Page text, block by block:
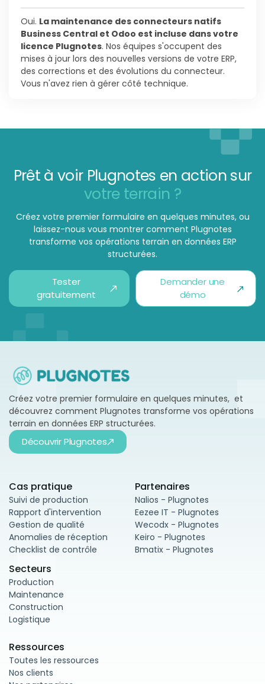
Oui. La maintenance des connecteurs natifs
Business Central et Odoo est incluse dans votre
licence Plugnotes. Nos équipes s'occupent des
mises à jour lors des nouvelles versions de votre ERP,
des corrections et des évolutions du connecteur.
Vous n'avez rien à gérer côté technique.
Prêt à voir Plugnotes en action sur
votre terrain ?
Créez votre premier formulaire en quelques minutes, ou
laissez-nous vous montrer comment Plugnotes
transforme vos opérations terrain en données ERP
structurées.
Tester
gratuitement
Demander une
démo
Créez votre premier formulaire en quelques minutes, et
découvrez comment Plugnotes transforme vos opérations
terrain en données ERP structurées.
Découvrir Plugnotes
Cas pratique
Suivi de production
Rapport d'intervention
Gestion de qualité
Anomalies de réception
Checklist de contrôle
Secteurs
Production
Maintenance
Construction
Logistique
Partenaires
Nalios - Plugnotes
Eezee IT - Plugnotes
Wecodx - Plugnotes
Keiro - Plugnotes
Bmatix - Plugnotes
Ressources
Toutes les ressources
Nos clients